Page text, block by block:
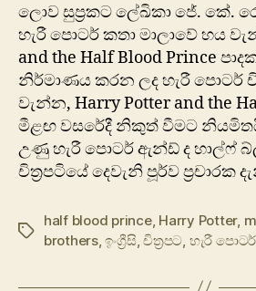
‍ලොව සුප්‍රකට ලේඛිකා ජේ. කේ.
හැරී පොටර් කතා මාලාවේ හය
and the Half Blood Prince
නිර්මාණය කරන ලද හැරී පොටර්
වැන්න, Harry Potter and the
මීළඟ වසරේදී නිකුත් වීමට
උණු හැරී ‍පොටර් ඇන්ඩ් ද හාල්ෆ්
චිත්‍රපටියේ දෙවැනි පූර්ව ප්‍රචාරක
Tags
half blood prince, Harry Potter,
brothers,ඉංග්‍රීසි ,චිත්‍රපට හැරී පොටර්